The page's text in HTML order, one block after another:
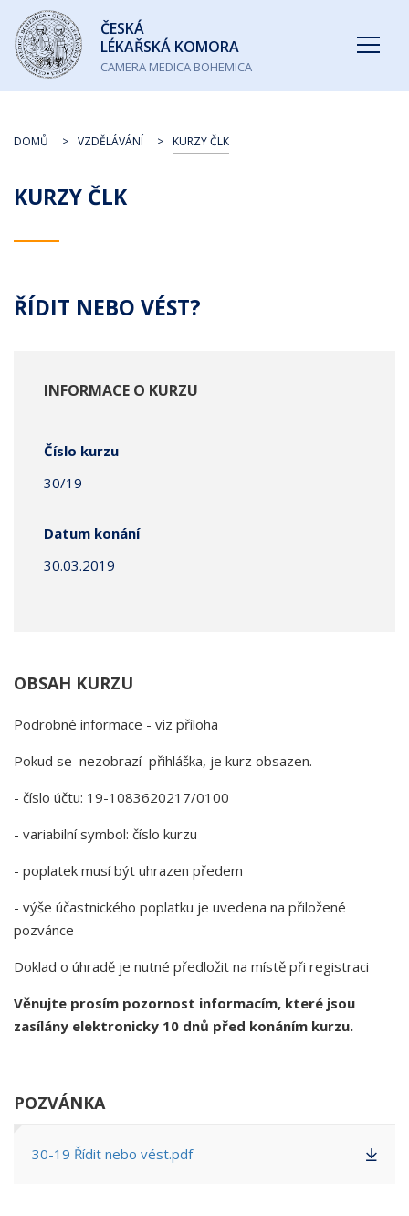
Česká
lékařská
komora
ČESKÁ
LÉKAŘSKÁ KOMORA
CAMERA MEDICA BOHEMICA
KURZY ČLK
DOMŮ VZDĚLÁVÁNÍ KURZY ČLK
ŘÍDIT NEBO VÉST?
INFORMACE O KURZU
Číslo kurzu
30/19
Datum konání
30.03.2019
OBSAH KURZU
Podrobné informace - viz příloha
Pokud se nezobrazí přihláška, je kurz obsazen.
- číslo účtu: 19-1083620217/0100
- variabilní symbol: číslo kurzu
- poplatek musí být uhrazen předem
- výše účastnického poplatku je uvedena na přiložené
pozvánce
Doklad o úhradě je nutné předložit na místě při registraci
Věnujte prosím pozornost informacím, které jsou
zasílány elektronicky 10 dnů před konáním kurzu.
POZVÁNKA
30-19 Řídit nebo vést.pdf